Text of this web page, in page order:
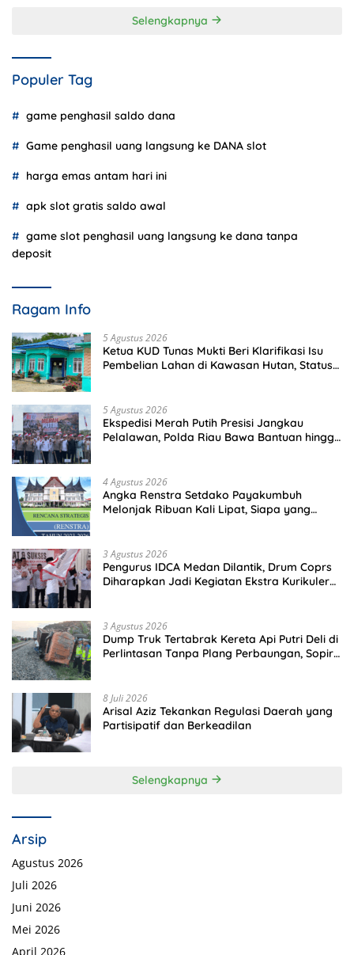
Selengkapnya
Populer Tag
game penghasil saldo dana
Game penghasil uang langsung ke DANA slot
harga emas antam hari ini
apk slot gratis saldo awal
game slot penghasil uang langsung ke dana tanpa
deposit
Ragam Info
5 Agustus 2026
Ketua KUD Tunas Mukti Beri Klarifikasi Isu
Pembelian Lahan di Kawasan Hutan, Status
5 Agustus 2026
Ekspedisi Merah Putih Presisi Jangkau
Pelalawan, Polda Riau Bawa Bantuan hingga
4 Agustus 2026
Angka Renstra Setdako Payakumbuh
Melonjak Ribuan Kali Lipat, Siapa yang
3 Agustus 2026
Pengurus IDCA Medan Dilantik, Drum Coprs
Diharapkan Jadi Kegiatan Ekstra Kurikuler
3 Agustus 2026
Dump Truk Tertabrak Kereta Api Putri Deli di
Perlintasan Tanpa Plang Perbaungan, Sopir
8 Juli 2026
Arisal Aziz Tekankan Regulasi Daerah yang
Partisipatif dan Berkeadilan
Selengkapnya
Arsip
Agustus 2026
Juli 2026
Juni 2026
Mei 2026
April 2026